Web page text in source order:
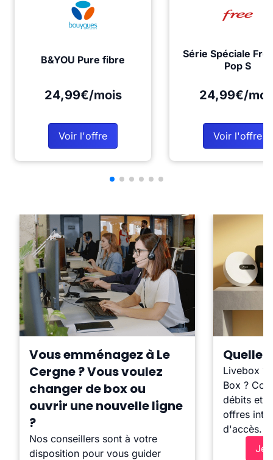
B&YOU Pure fibre
24,99€/mois
Voir l'offre
Série Spéciale
Pop S
24,99€/
Voir l'offre
Vous emménagez à Le
Cergne ? Vous voulez
changer de box ou
ouvrir une nouvelle ligne
?
Nos conseillers sont à votre
disposition pour vous guider
Quelle
Livebox ?
Box ?
débits et
offres
d'accès.
Je